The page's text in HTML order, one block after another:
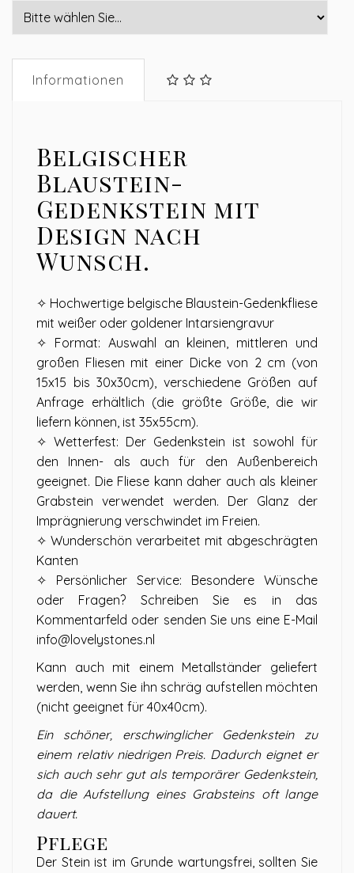
Informationen
Belgischer
Blaustein-
Gedenkstein mit
Design nach
Wunsch.
✧ Hochwertige belgische Blaustein-Gedenkfliese
mit weißer oder goldener Intarsiengravur
✧ Format: Auswahl an kleinen, mittleren und
großen Fliesen mit einer Dicke von 2 cm (von
15x15 bis 30x30cm), verschiedene Größen auf
Anfrage erhältlich (die größte Größe, die wir
liefern können, ist 35x55cm).
✧ Wetterfest: Der Gedenkstein ist sowohl für
den Innen- als auch für den Außenbereich
geeignet. Die Fliese kann daher auch als kleiner
Grabstein verwendet werden. Der Glanz der
Imprägnierung verschwindet im Freien.
✧ Wunderschön verarbeitet mit abgeschrägten
Kanten
✧ Persönlicher Service: Besondere Wünsche
oder Fragen? Schreiben Sie es in das
Kommentarfeld oder senden Sie uns eine E-Mail
info@lovelystones.nl
Kann auch mit einem Metallständer geliefert
werden, wenn Sie ihn schräg aufstellen möchten
(nicht geeignet für 40x40cm).
Ein schöner, erschwinglicher Gedenkstein zu
einem relativ niedrigen Preis. Dadurch eignet er
sich auch sehr gut als temporärer Gedenkstein,
da die Aufstellung eines Grabsteins oft lange
dauert.
Pflege
Der Stein ist im Grunde wartungsfrei, sollten Sie